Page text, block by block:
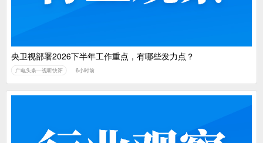
央卫视部署2026下半年工作重点，有哪些发力点？
广电头条—视听快评 6小时前